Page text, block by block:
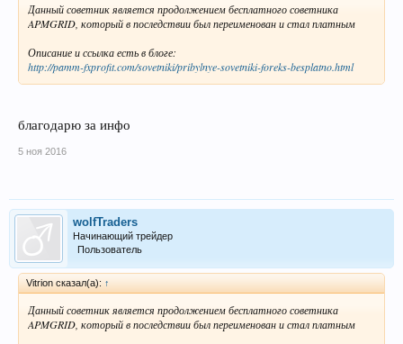
Данный советник является продолжением бесплатного советника
APMGRID, который в последствии был переименован и стал платным
Описание и ссылка есть в блоге:
http://pamm-fxprofit.com/sovetniki/pribylnye-sovetniki-foreks-besplatno.html
благодарю за инфо
5 ноя 2016
wolfTraders
Начинающий трейдер
Пользователь
Vitrion сказал(а): ↑
Данный советник является продолжением бесплатного советника
APMGRID, который в последствии был переименован и стал платным